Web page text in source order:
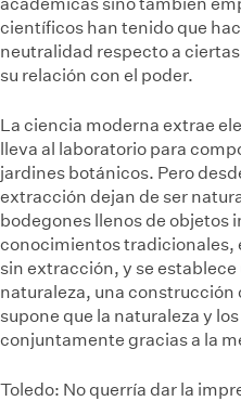
científicos han tenido que
neutralidad respecto a
su relación con el poder.
La ciencia moderna extrae
lleva al laboratorio para
jardines botánicos. Pero
extracción dejan de ser
bodegones llenos de objetos
conocimientos tradicionales,
sin extracción, y se
naturaleza, una
supone que la naturaleza y
conjuntamente gracias a la
Toledo: No querría dar la